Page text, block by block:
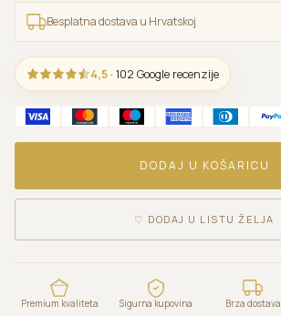
Besplatna dostava u Hrvatskoj
4,5 · 102 Google recenzije
DODAJ U KOŠARICU
♡ DODAJ U LISTU ŽELJA
Premium kvaliteta Sigurna kupovina Brza dostava